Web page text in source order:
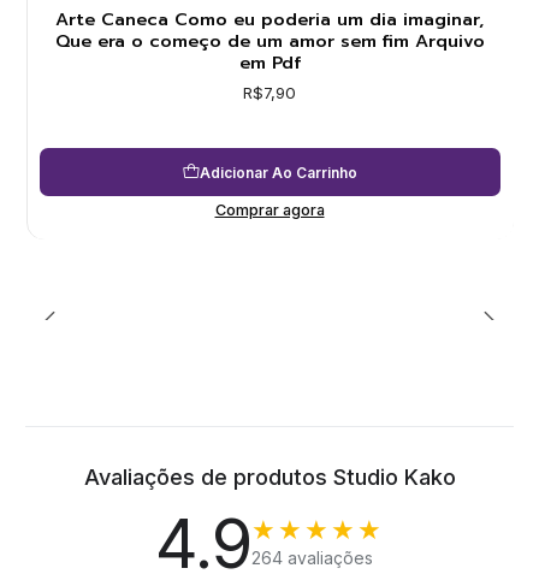
Arte Caneca Como eu poderia um dia imaginar,
Que era o começo de um amor sem fim Arquivo
em Pdf
R$7,90
Adicionar Ao Carrinho
Comprar agora
Avaliações de produtos Studio Kako
4.9★★★★★
264 avaliações